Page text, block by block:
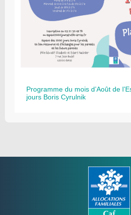
Programme du mois d’Août de
jours Boris Cyrulnik